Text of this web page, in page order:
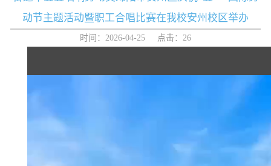
动节主题活动暨职工合唱比赛在我校安州校区举办
时间：2026-04-25 点击： 26